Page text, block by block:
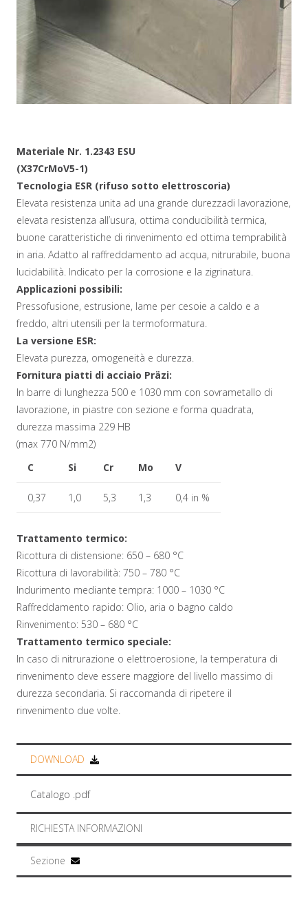
Materiale Nr. 1.2343 ESU
(X37CrMoV5-1)
Tecnologia ESR (rifuso sotto elettroscoria)
Elevata resistenza unita ad una grande durezzadi lavorazione,
elevata resistenza all’usura, ottima conducibilità termica,
buone caratteristiche di rinvenimento ed ottima temprabilità
in aria. Adatto al raffreddamento ad acqua, nitrurabile, buona
lucidabilità. Indicato per la corrosione e la zigrinatura.
Applicazioni possibili:
Pressofusione, estrusione, lame per cesoie a caldo e a
freddo, altri utensili per la termoformatura.
La versione ESR:
Elevata purezza, omogeneità e durezza.
Fornitura piatti di acciaio Präzi:
In barre di lunghezza 500 e 1030 mm con sovrametallo di
lavorazione, in piastre con sezione e forma quadrata,
durezza massima 229 HB
(max 770 N/mm2)
C
Si Cr Mo V
0,37 1,0 5,3 1,3 0,4 in %
Trattamento termico:
Ricottura di distensione: 650 – 680 °C
Ricottura di lavorabilità: 750 – 780 °C
Indurimento mediante tempra: 1000 – 1030 °C
Raffreddamento rapido: Olio, aria o bagno caldo
Rinvenimento: 530 – 680 °C
Trattamento termico speciale:
In caso di nitrurazione o elettroerosione, la temperatura di
rinvenimento deve essere maggiore del livello massimo di
durezza secondaria. Si raccomanda di ripetere il
rinvenimento due volte.
DOWNLOAD
Catalogo .pdf
RICHIESTA INFORMAZIONI
Sezione